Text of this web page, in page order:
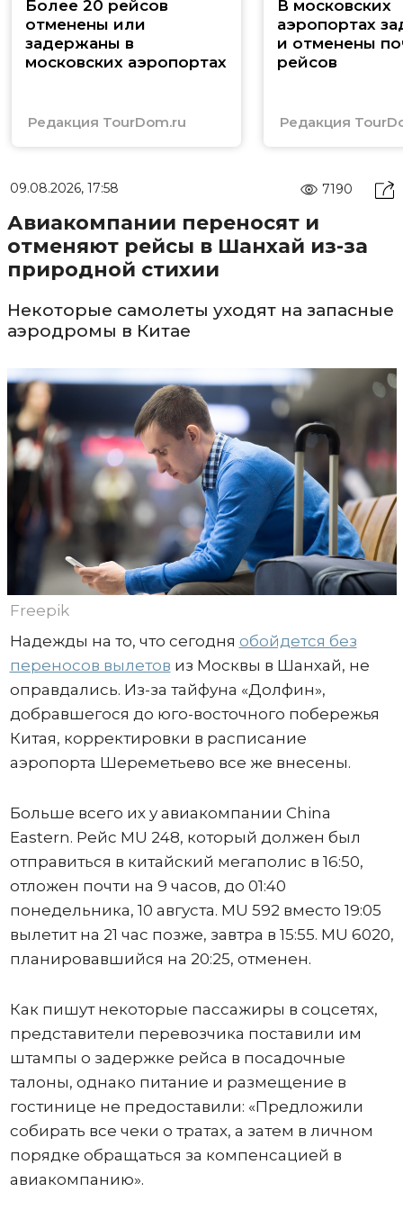
Более 20 рейсов
отменены или
задержаны в
московских аэропортах
Редакция TourDom.ru
В московских
аэропортах
и отменены
рейсов
Редакция
09.08.2026, 17:58 7190
Авиакомпании переносят и
отменяют рейсы в Шанхай из-за
природной стихии
Некоторые самолеты уходят на запасные
аэродромы в Китае
Freepik
Надежды на то, что сегодня обойдется без
переносов вылетов из Москвы в Шанхай, не
оправдались. Из-за тайфуна «Долфин»,
добравшегося до юго-восточного побережья
Китая, корректировки в расписание
аэропорта Шереметьево все же внесены.
Больше всего их у авиакомпании China
Eastern. Рейс MU 248, который должен был
отправиться в китайский мегаполис в 16:50,
отложен почти на 9 часов, до 01:40
понедельника, 10 августа. MU 592 вместо 19:05
вылетит на 21 час позже, завтра в 15:55. MU 6020,
планировавшийся на 20:25, отменен.
Как пишут некоторые пассажиры в соцсетях,
представители перевозчика поставили им
штампы о задержке рейса в посадочные
талоны, однако питание и размещение в
гостинице не предоставили: «Предложили
собирать все чеки о тратах, а затем в личном
порядке обращаться за компенсацией в
авиакомпанию».